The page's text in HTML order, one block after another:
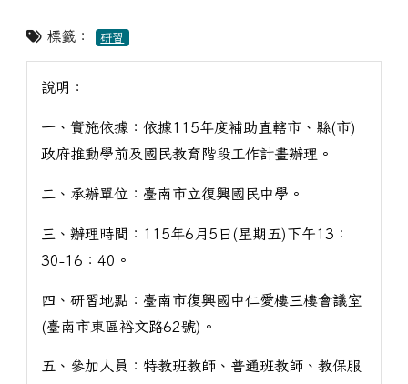
標籤： 研習
說明：
一、實施依據：依據115年度補助直轄市、縣(市)
政府推動學前及國民教育階段工作計畫辦理。
二、承辦單位：臺南市立復興國民中學。
三、辦理時間：115年6月5日(星期五)下午13：
30-16：40。
四、研習地點：臺南市復興國中仁愛樓三樓會議室
(臺南市東區裕文路62號)。
五、參加人員：特教班教師、普通班教師、教保服